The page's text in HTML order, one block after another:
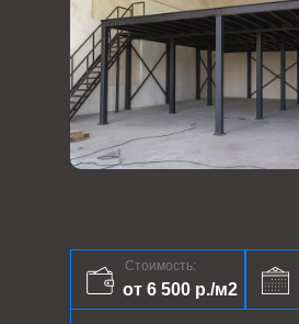
Стоимость:
от 6 500 р./м2